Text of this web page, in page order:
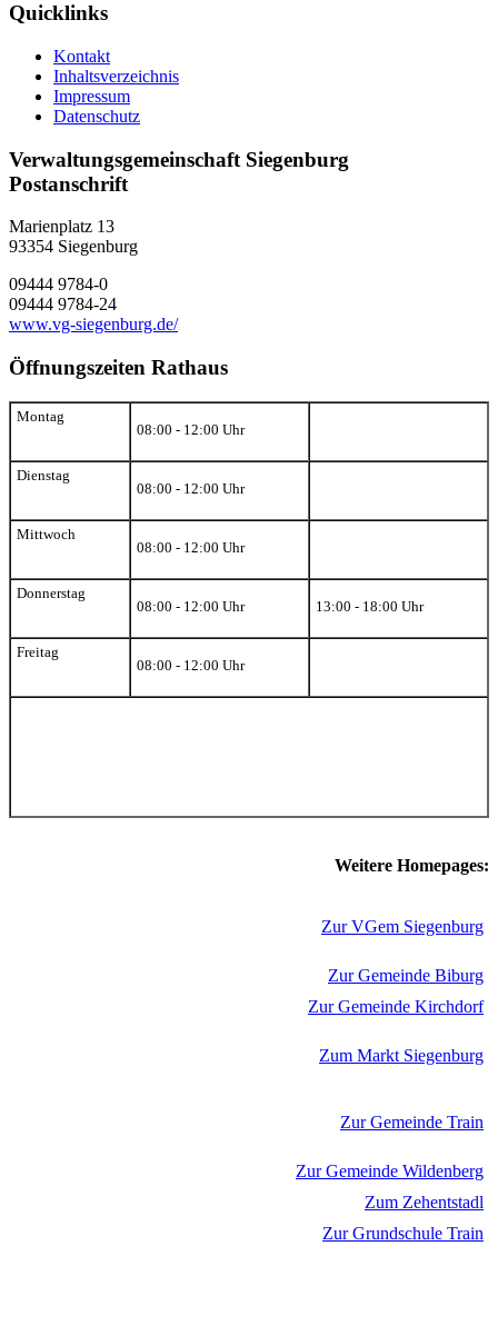
Quicklinks
Kontakt
Inhaltsverzeichnis
Impressum
Datenschutz
Verwaltungsgemeinschaft Siegenburg
Postanschrift
Marienplatz 13
93354 Siegenburg
09444 9784-0
09444 9784-24
www.vg-siegenburg.de/
Öffnungszeiten Rathaus
Montag
08:00 - 12:00 Uhr
Dienstag
08:00 - 12:00 Uhr
Mittwoch
08:00 - 12:00 Uhr
Donnerstag
08:00 - 12:00 Uhr
13:00 - 18:00 Uhr
Freitag
08:00 - 12:00 Uhr
Weitere Homepages:
Zur VGem Siegenburg
Zur Gemeinde Biburg
Zur Gemeinde Kirchdorf
Zum Markt Siegenburg
Zur Gemeinde Train
Zur Gemeinde Wildenberg
Zum Zehentstadl
Zur Grundschule Train